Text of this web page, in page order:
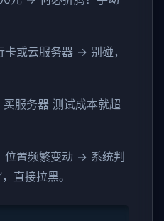
或云服务器 → 别碰，
服务器 测试成本就超
位置频繁变动 → 系统判
直接拉黑。